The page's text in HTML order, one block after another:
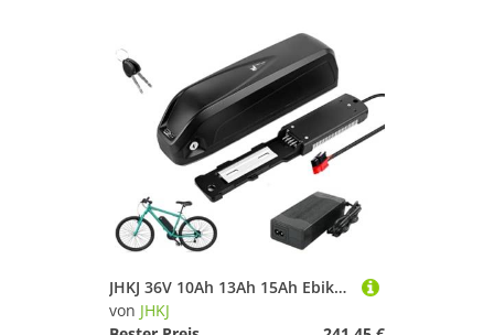
JHKJ 36V 10Ah 13Ah 15Ah Ebike Unterrohr Batterien 48V 10Ah 15Ah 17,5 Ah Faltrad Batterie 52V 13Ah 15Ah Elektrische Mountainbike Batterie mit Ladegerät,Anderson,48V15Ah
von JHKJ